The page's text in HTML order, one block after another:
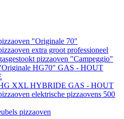
"Originale 70"
extra groot professioneel
pizzaoven "Campeggio"
HG70" GAS - HOUT
XXL HYBRIDE GAS - HOUT
elektrische pizzaovens 500
pizzaoven